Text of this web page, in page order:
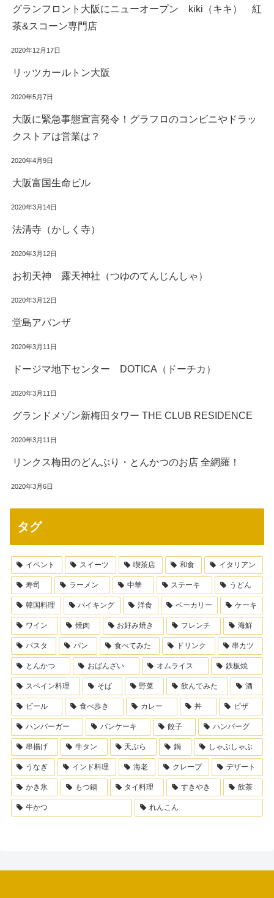
グランフロント大阪にニューオープン kiki（キキ） 紅
茶&スコーン専門店
2020年12月17日
リッツカールトン大阪
2020年5月7日
大阪に緊急事態宣言発令！グラフロのコンビニやドラッ
クストアは営業は？
2020年4月9日
大阪富国生命ビル
2020年3月14日
法清寺（かしく寺）
2020年3月12日
お初天神 露天神社（つゆのてんじんしゃ）
2020年3月12日
堂島アバンザ
2020年3月11日
ドージマ地下センター DOTICA（ドーチカ）
2020年3月11日
グランドメゾン新梅田タワー THE CLUB RESIDENCE
2020年3月11日
リンクス梅田のどんぶり・とんかつのお店 全網羅！
2020年3月6日
タグ
イベント スイーツ 喫茶店 和食 イタリアン
寿司 ラーメン 中華 ステーキ うどん
韓国料理 バイキング 洋食 ベーカリー ケーキ
ワイン 焼肉 お好み焼き フレンチ 海鮮
パスタ パン 食べてみた ドリンク 串カツ
とんかつ おばんざい オムライス 鉄板焼
スペイン料理 そば 野菜 飲んでみた 酒
ビール 食べ歩き カレー 丼 ピザ
ハンバーガー パンケーキ 餃子 ハンバーグ
串揚げ 牛タン 天ぷら 鍋 しゃぶしゃぶ
うなぎ インド料理 海老 クレープ デザート
かき氷 もつ鍋 タイ料理 すきやき 飲茶
牛かつ れんこん